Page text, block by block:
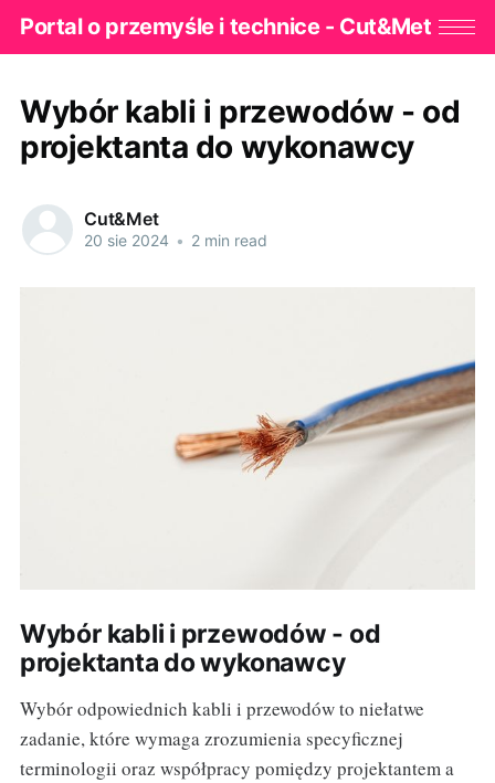
Portal o przemyśle i technice - Cut&Met
Wybór kabli i przewodów - od
projektanta do wykonawcy
Cut&Met
20 sie 2024 • 2 min read
Wybór kabli i przewodów - od
projektanta do wykonawcy
Wybór odpowiednich kabli i przewodów to niełatwe
zadanie, które wymaga zrozumienia specyficznej
terminologii oraz współpracy pomiędzy projektantem a